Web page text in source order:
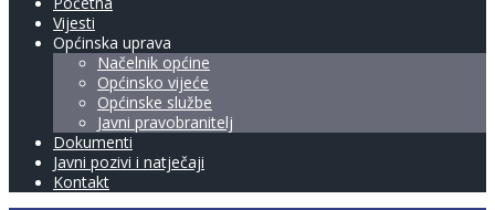
Vijesti
Općinska uprava
Načelnik općine
Općinsko vijeće
Općinske službe
Javni pravobranitelj
Dokumenti
Javni pozivi i natječaji
Kontakt